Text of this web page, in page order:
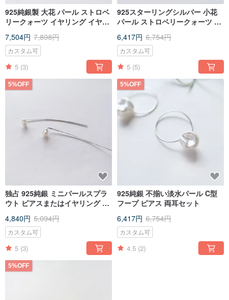
925純銀製 大花 パール ストロベ
リークォーツ イヤリング イヤリ
ピング
7,504円 7,898円
カスタム可
5 (3)
925スターリングシルバー 小花
パール ストロベリークォーツ ア
ツ モルガナイト イヤリング イヤ
リングクリップ ペア
6,417円 6,754円
カスタム可
5 (5)
5%OFF
独占 925純銀 ミニパールスプラ
ウト ピアスまたはイヤリング 両
4,840円 5,094円
カスタム可
5 (3)
5%OFF
925純銀 不揃い淡水パール C型
フープ ピアス 両耳セット
6,417円 6,754円
カスタム可
4.5 (2)
5%OFF